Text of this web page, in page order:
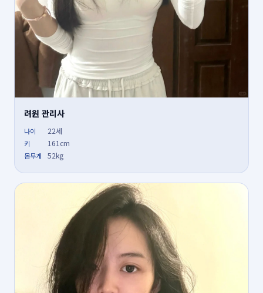
려원 관리사
나이 22세
키 161cm
몸무게 52kg